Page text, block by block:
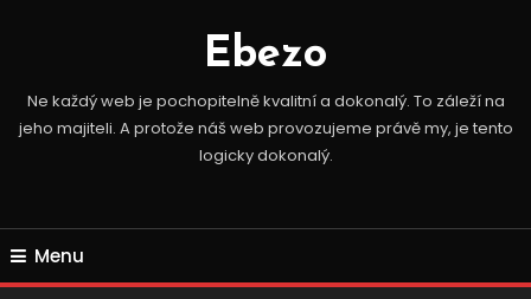
Ebezo
Ne každý web je pochopitelně kvalitní a dokonalý. To záleží na
jeho majiteli. A protože náš web provozujeme právě my, je tento
logicky dokonalý.
Menu